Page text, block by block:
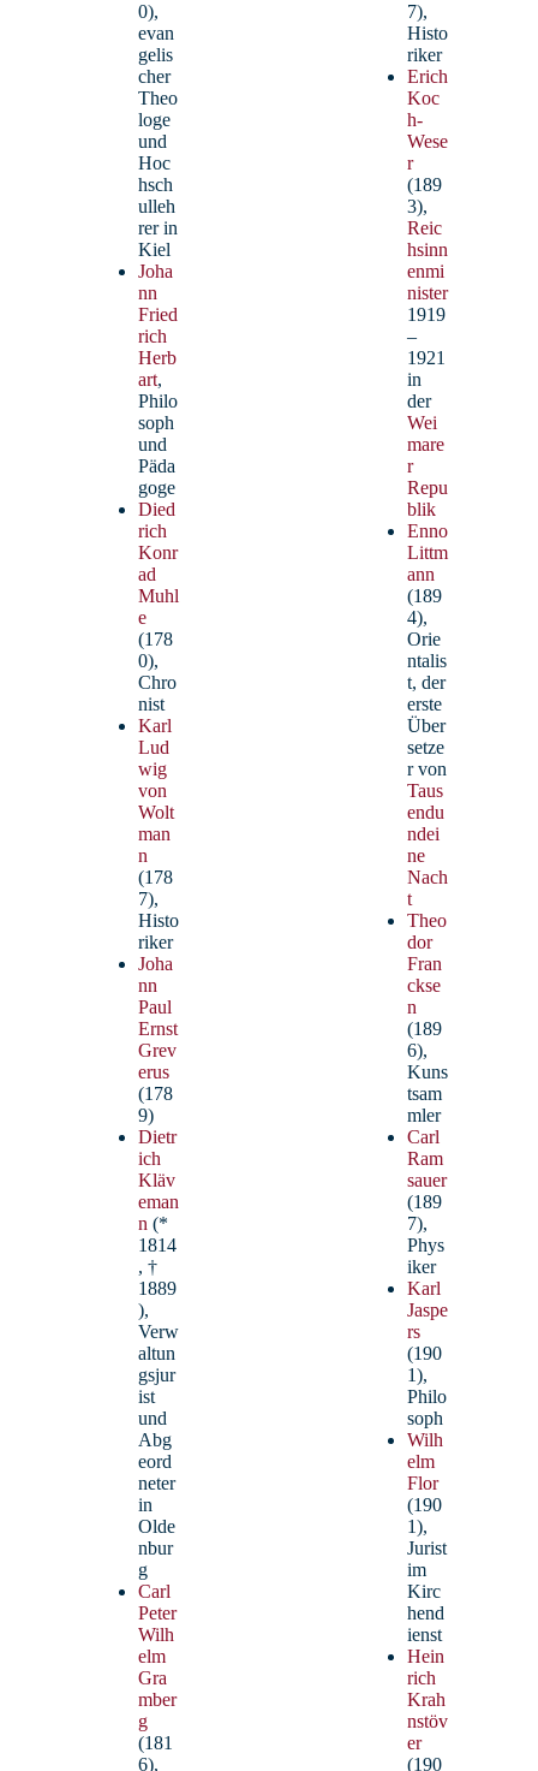
Becker, Carolina – StR’
Gleichstellungsbeauftragte, Beauftragte für den
Beckhaus, Silvia – StD’
stellvertretende Schulleiterin (kommissarisch),
Stunden- und Vertretungsplan, SFZ
0),
evan
gelis
cher
Theo
loge
und
Hoc
hsch
ulleh
rer in
Kiel
Joha
nn
Fried
rich
Herb
art,
Philo
soph
und
Päda
goge
Died
rich
Konr
ad
Muhl
e
(178
0),
Chro
nist
Karl
Lud
wig
von
Wolt
man
n
(178
7),
Histo
riker
Joha
nn
Paul
Ernst
Grev
erus
(178
9)
Dietr
ich
Kläv
eman
n (*
1814
, †
1889
),
Verw
altun
gsjur
ist
und
Abg
eord
neter
in
Olde
nbur
g
Carl
Peter
Wilh
elm
Gra
mber
g
(181
6),
7),
Histo
riker
Erich
Koc
h-
Wese
r
(189
3),
Reic
hsinn
enmi
nister
1919
–
1921
in
der
Wei
mare
r
Repu
blik
Enno
Littm
ann
(189
4),
Orie
ntalis
t, der
erste
Über
setze
r von
Taus
endu
ndei
ne
Nach
t
Theo
dor
Fran
ckse
n
(189
6),
Kuns
tsam
mler
Carl
Ram
sauer
(189
7),
Phys
iker
Karl
Jaspe
rs
(190
1),
Philo
soph
Wilh
elm
Flor
(190
1),
Jurist
im
Kirc
hend
ienst
Hein
rich
Krah
nstöv
er
(190